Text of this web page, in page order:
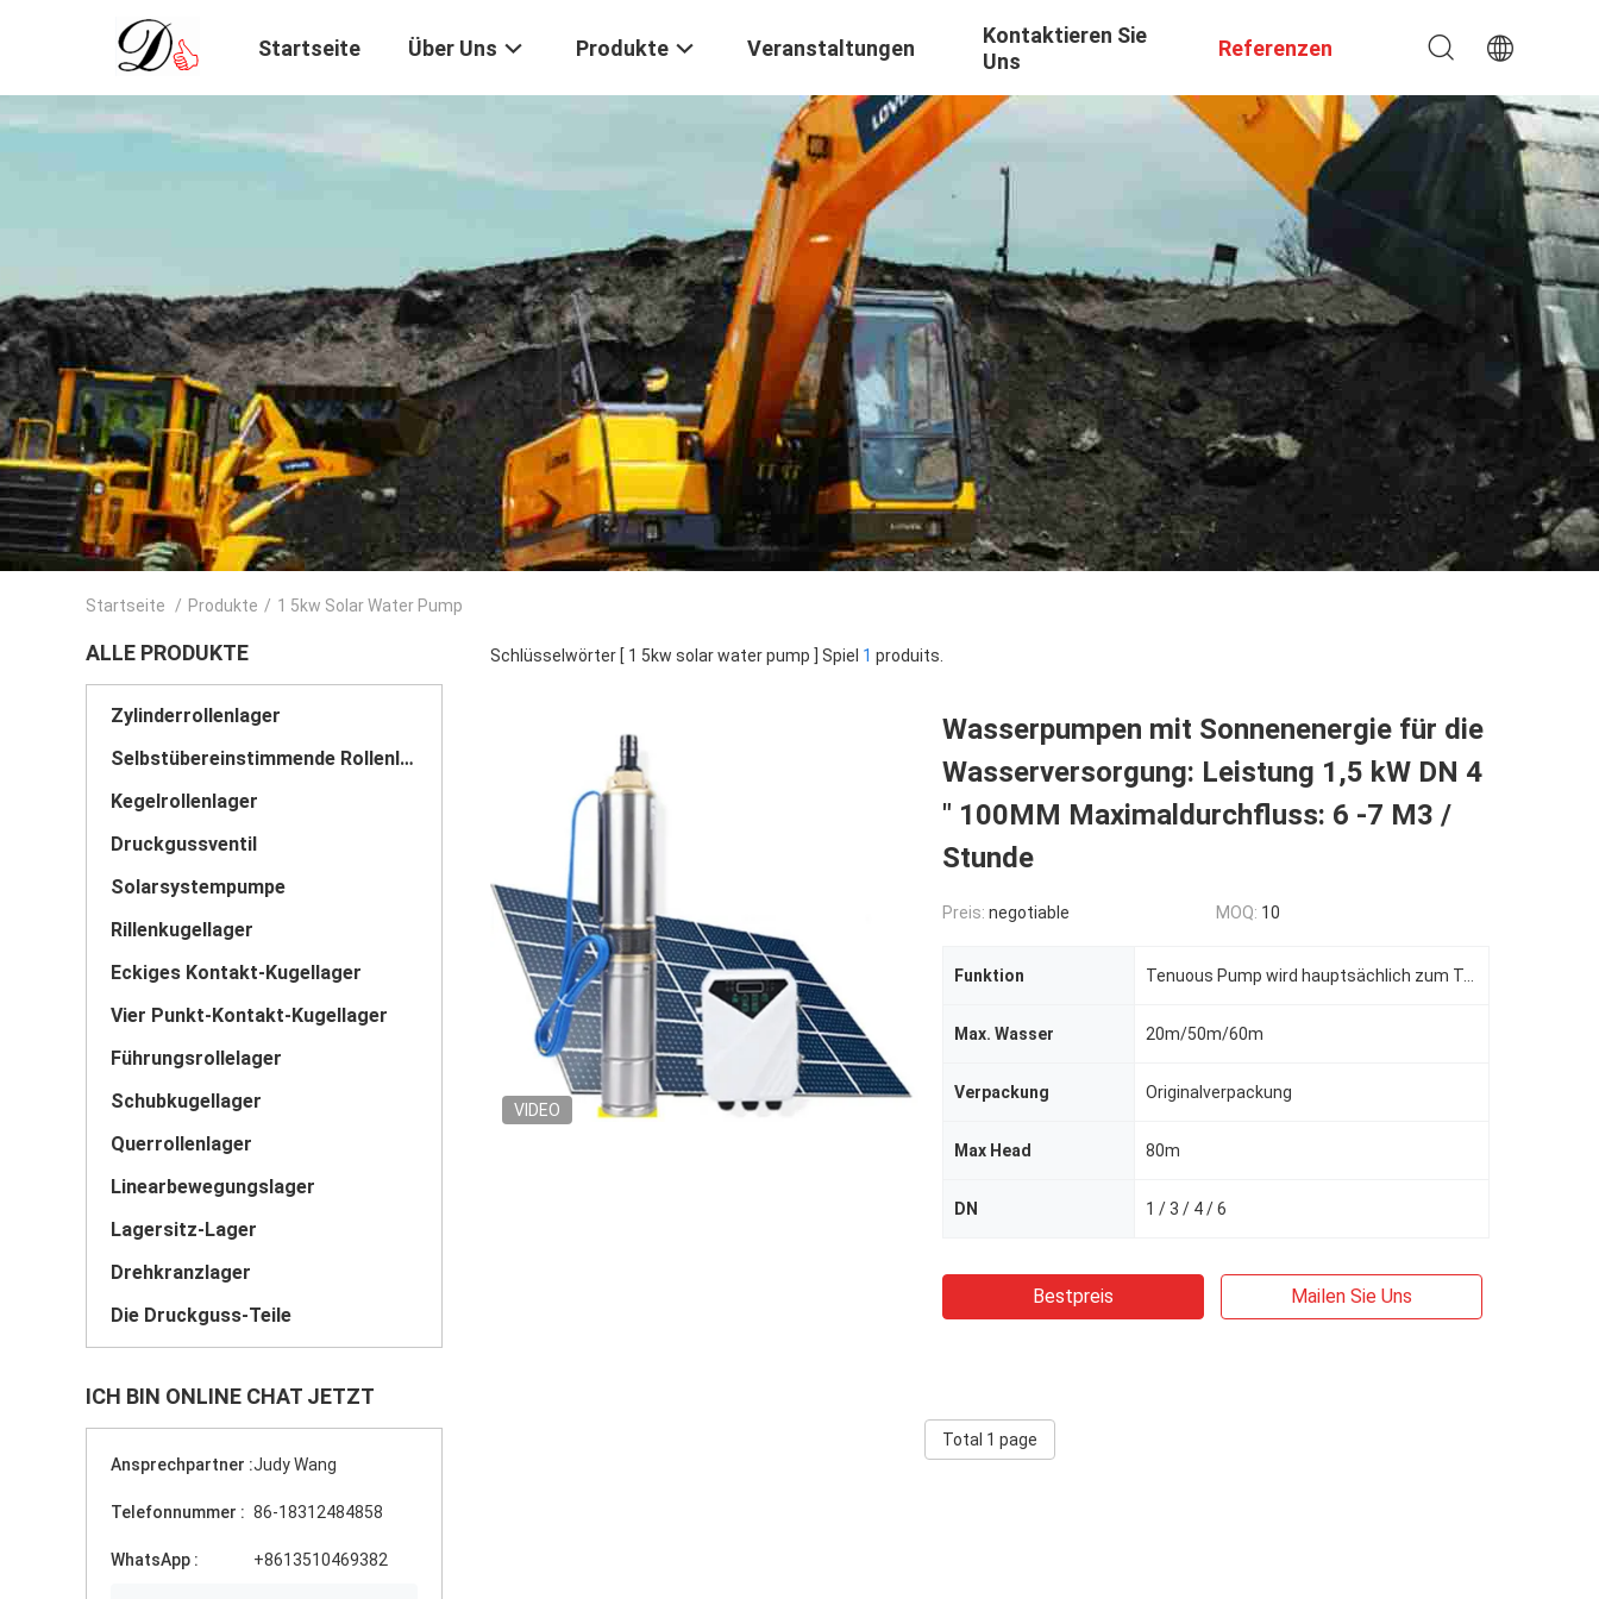
Startseite Über Uns Produkte Veranstaltungen
Kontaktieren Sie
Uns
Referenzen
Startseite / Produkte / 1 5kw Solar Water Pump
ALLE PRODUKTE
Zylinderrollenlager
Selbstübereinstimmende Rollenlager
Kegelrollenlager
Druckgussventil
Solarsystempumpe
Rillenkugellager
Eckiges Kontakt-Kugellager
Vier Punkt-Kontakt-Kugellager
Führungsrollelager
Schubkugellager
Querrollenlager
Linearbewegungslager
Lagersitz-Lager
Drehkranzlager
Die Druckguss-Teile
ICH BIN ONLINE CHAT JETZT
Ansprechpartner :Judy Wang
Telefonnummer : 86-18312484858
WhatsApp : +8613510469382
Schlüsselwörter [ 1 5kw solar water pump ] Spiel 1 produits.
VIDEO
Wasserpumpen mit Sonnenenergie für die
Wasserversorgung: Leistung 1,5 kW DN 4
" 100MM Maximaldurchfluss: 6 -7 M3 /
Stunde
Preis: negotiable MOQ: 10
Funktion
Max. Wasser 20m/50m/60m
Verpackung Originalverpackung
Max Head 80m
DN 1 / 3 / 4 / 6
Bestpreis Mailen Sie Uns
Total 1 page